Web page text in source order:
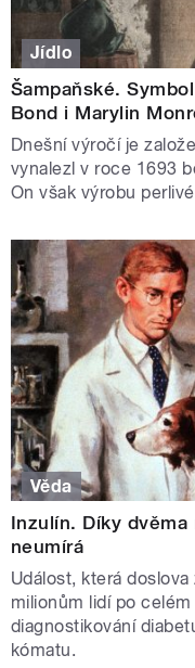
Jídlo
Šampaňské.
Bond i Marylin
Dnešní výročí je
vynalezl v roce 1693
On však výrobu
Věda
Inzulín. Díky
neumírá
Událost, která
milionům lidí po
diagnostikování
kómatu.